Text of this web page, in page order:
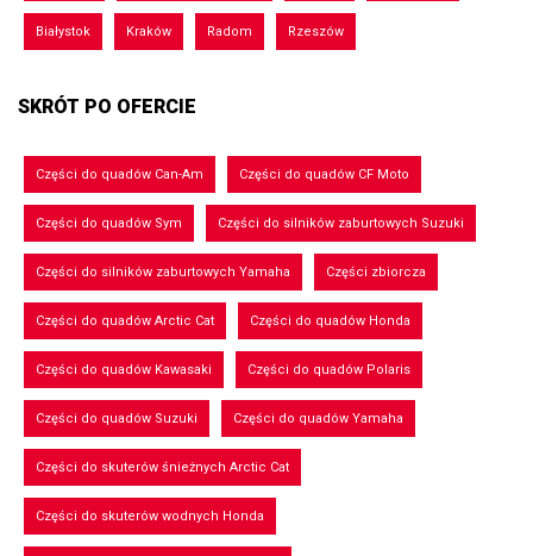
Białystok Kraków Radom Rzeszów
SKRÓT PO OFERCIE
Części do quadów Can-Am Części do quadów CF Moto
Części do quadów Sym Części do silników zaburtowych Suzuki
Części do silników zaburtowych Yamaha Części zbiorcza
Części do quadów Arctic Cat Części do quadów Honda
Części do quadów Kawasaki Części do quadów Polaris
Części do quadów Suzuki Części do quadów Yamaha
Części do skuterów śnieżnych Arctic Cat
Części do skuterów wodnych Honda